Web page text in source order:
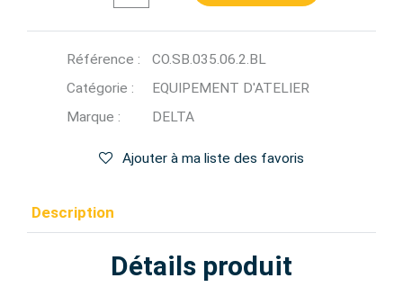
Référence :
CO.SB.035.06.2.BL
Catégorie :
EQUIPEMENT D'ATELIER
Marque :
DELTA
Ajouter à ma liste des favoris
Description
Détails produit